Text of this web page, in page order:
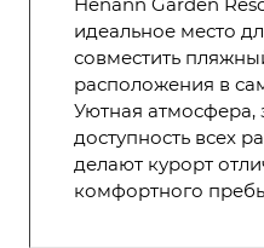
Henann Garden
идеальное место
совместить
расположения в
Уютная атмосфера,
доступность всех
делают курорт
комфортного